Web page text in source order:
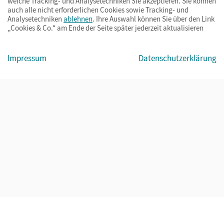
© Cornelsen Verlag 2026
ImpressumAGBDatenschutzBarrierefreiheitCookies & Co.
auch alle nicht erforderlichen Cookies sowie Tracking- und
Analysetechniken ablehnen. Ihre Auswahl können Sie über den Link
„Cookies & Co.“ am Ende der Seite später jederzeit aktualisieren
Impressum Datenschutzerklärung